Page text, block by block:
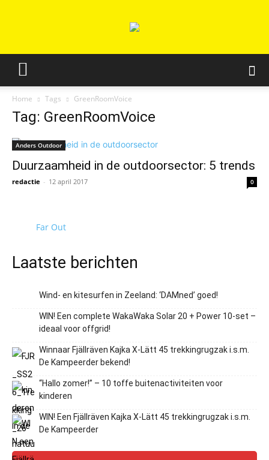
Home Tags GreenRoomVoice
Tag: GreenRoomVoice
Anders Outdoor
Duurzaamheid in de outdoorsector: 5 trends
redactie - 12 april 2017 0
Far Out
Laatste berichten
Wind- en kitesurfen in Zeeland: ‘DAMned’ goed!
WIN! Een complete WakaWaka Solar 20 + Power 10-set –
ideaal voor offgrid!
Winnaar Fjällräven Kajka X-Lätt 45 trekkingrugzak i.s.m.
De Kampeerder bekend!
“Hallo zomer!” – 10 toffe buitenactiviteiten voor
kinderen
WIN! Een Fjällräven Kajka X-Lätt 45 trekkingrugzak i.s.m.
De Kampeerder